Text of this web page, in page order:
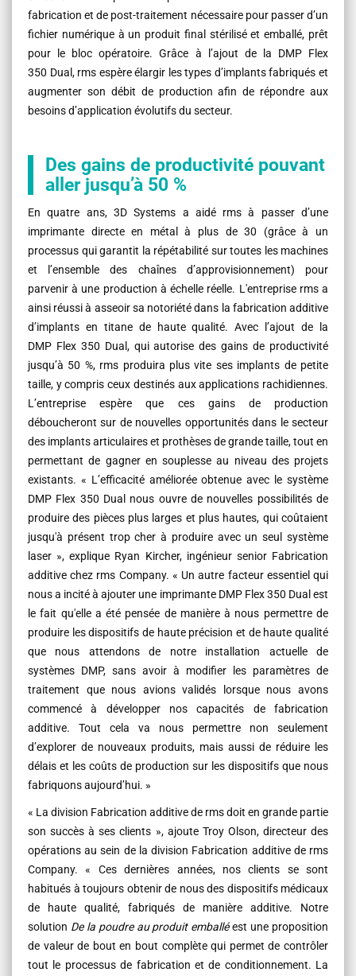
fabrication et de post-traitement nécessaire pour passer d’un
fichier numérique à un produit final stérilisé et emballé, prêt
pour le bloc opératoire. Grâce à l’ajout de la DMP Flex
350 Dual, rms espère élargir les types d’implants fabriqués et
augmenter son débit de production afin de répondre aux
besoins d’application évolutifs du secteur.
Des gains de productivité pouvant
aller jusqu’à 50 %
En quatre ans, 3D Systems a aidé rms à passer d’une
imprimante directe en métal à plus de 30 (grâce à un
processus qui garantit la répétabilité sur toutes les machines
et l’ensemble des chaînes d’approvisionnement) pour
parvenir à une production à échelle réelle. L'entreprise rms a
ainsi réussi à asseoir sa notoriété dans la fabrication additive
d’implants en titane de haute qualité. Avec l’ajout de la
DMP Flex 350 Dual, qui autorise des gains de productivité
jusqu’à 50 %, rms produira plus vite ses implants de petite
taille, y compris ceux destinés aux applications rachidiennes.
L’entreprise espère que ces gains de production
déboucheront sur de nouvelles opportunités dans le secteur
des implants articulaires et prothèses de grande taille, tout en
permettant de gagner en souplesse au niveau des projets
existants. « L’efficacité améliorée obtenue avec le système
DMP Flex 350 Dual nous ouvre de nouvelles possibilités de
produire des pièces plus larges et plus hautes, qui coûtaient
jusqu'à présent trop cher à produire avec un seul système
laser », explique Ryan Kircher, ingénieur senior Fabrication
additive chez rms Company. « Un autre facteur essentiel qui
nous a incité à ajouter une imprimante DMP Flex 350 Dual est
le fait qu'elle a été pensée de manière à nous permettre de
produire les dispositifs de haute précision et de haute qualité
que nous attendons de notre installation actuelle de
systèmes DMP, sans avoir à modifier les paramètres de
traitement que nous avions validés lorsque nous avons
commencé à développer nos capacités de fabrication
additive. Tout cela va nous permettre non seulement
d’explorer de nouveaux produits, mais aussi de réduire les
délais et les coûts de production sur les dispositifs que nous
fabriquons aujourd’hui. »
« La division Fabrication additive de rms doit en grande partie
son succès à ses clients », ajoute Troy Olson, directeur des
opérations au sein de la division Fabrication additive de rms
Company. « Ces dernières années, nos clients se sont
habitués à toujours obtenir de nous des dispositifs médicaux
de haute qualité, fabriqués de manière additive. Notre
solution De la poudre au produit emballéest une proposition
de valeur de bout en bout complète qui permet de contrôler
tout le processus de fabrication et de conditionnement. La